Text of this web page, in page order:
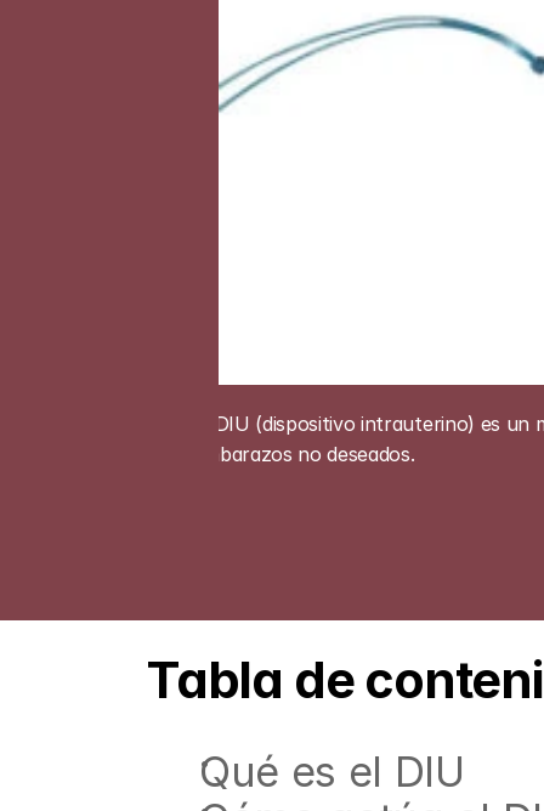
El DIU (dispositivo intrauterino) es
embarazos no deseados.
Tabla de
Qué es el DIU